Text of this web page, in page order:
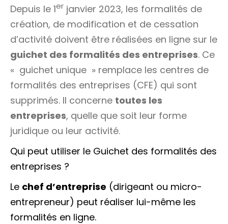
Depuis le 1er janvier 2023, les formalités de
création, de modification et de cessation
d’activité doivent être réalisées en ligne sur le
guichet des formalités des entreprises. Ce
« guichet unique » remplace les centres de
formalités des entreprises (CFE) qui sont
supprimés. Il concerne toutes les
entreprises, quelle que soit leur forme
juridique ou leur activité.
Qui peut utiliser le Guichet des formalités des
entreprises ?
Le chef d’entreprise (dirigeant ou micro-
entrepreneur) peut réaliser lui-même les
formalités en ligne.